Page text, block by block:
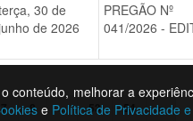
30 de
de 2026
PREGÃO Nº
041/2026 -
7 8 ... 53 54 »
conteúdo, melhorar a
e Política de Privacidade